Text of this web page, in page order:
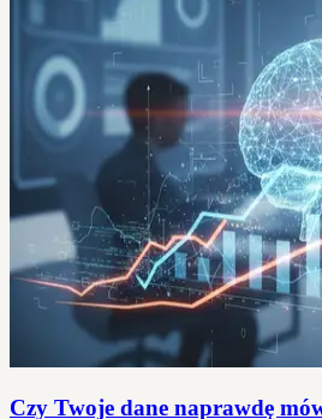
Czy Twoje dane naprawdę